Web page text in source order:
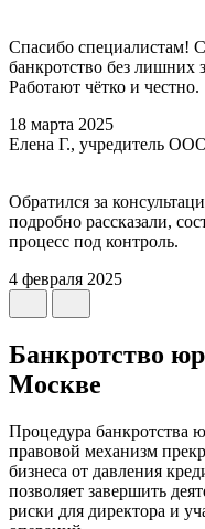
Спасибо специалистам!
банкротство без лишних
Работают чётко и честно.
18 марта 2025
Елена Г., учредитель
Обратился за
подробно рассказали,
процесс под контроль.
4 февраля 2025
Банкротство
Москве
Процедура банкротства
правовой механизм
бизнеса от давления
позволяет завершить
риски для директора и